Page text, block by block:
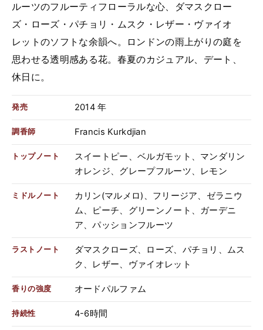
ルーツのフルーティフローラルな心、ダマスクロー
ズ・ローズ・パチョリ・ムスク・レザー・ヴァイオ
レットのソフトな余韻へ。ロンドンの雨上がりの庭を
思わせる透明感ある花。春夏のカジュアル、デート、
休日に。
発売 2014 年
調香師 Francis Kurkdjian
トップノート
スイートピー、ベルガモット、マンダリン
オレンジ、グレープフルーツ、レモン
ミドルノート
カリン(マルメロ)、フリージア、ゼラニウ
ム、ピーチ、グリーンノート、ガーデニ
ア、パッションフルーツ
ラストノート
ダマスクローズ、ローズ、パチョリ、ムス
ク、レザー、ヴァイオレット
香りの強度 オードパルファム
持続性 4-6時間